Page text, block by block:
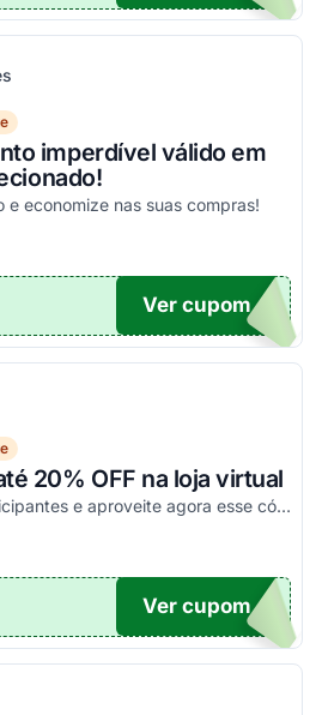
imperdível válido em
e economize nas suas compras!
O100
Ver cupom
20% OFF na loja virtual
Consulte produtos participantes e aproveite agora esse código promocional!
20
Ver cupom